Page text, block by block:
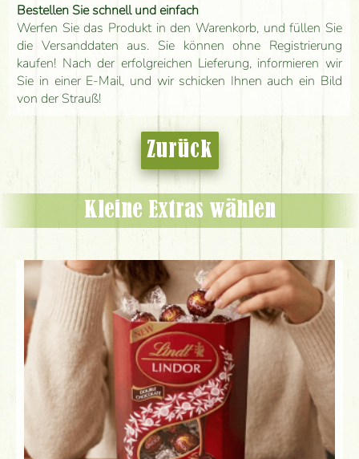
Bestellen Sie schnell und einfach
Werfen Sie das Produkt in den Warenkorb, und füllen Sie
die Versanddaten aus. Sie können ohne Registrierung
kaufen! Nach der erfolgreichen Lieferung, informieren wir
Sie in einer E-Mail, und wir schicken Ihnen auch ein Bild
von der Strauß!
Zurück
Kleine Extras wählen